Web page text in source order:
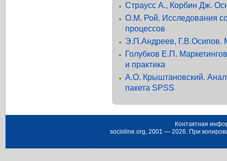
Страусс А., Корбин Дж.
О.М. Рой. Исследования
процессов
Э.П.Андреев, Г.В.Осипов.
Голубков Е.П.
и практика
А.О. Крыштановский.
пакета SPSS
Контактная
socioline.org, 2001 — 2026. При